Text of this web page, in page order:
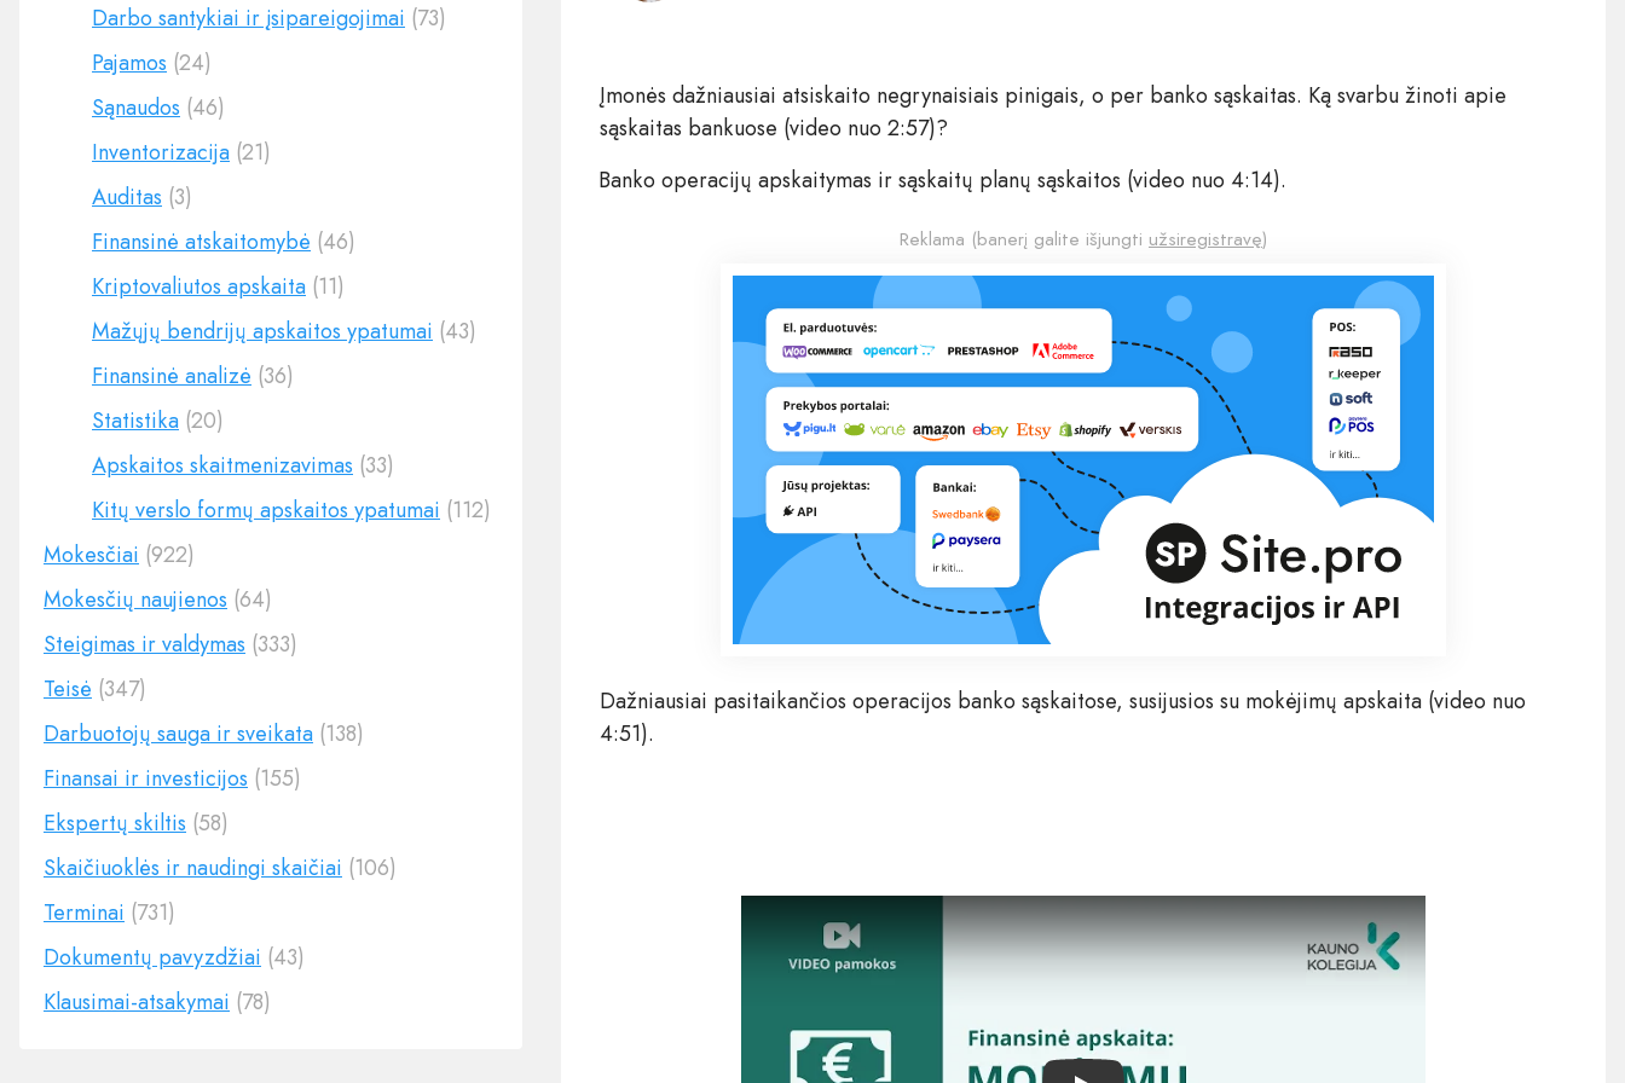
Darbo santykiai ir įsipareigojimai (73)
Pajamos (24)
Sąnaudos (46)
Inventorizacija (21)
Auditas (3)
Finansinė atskaitomybė (46)
Kriptovaliutos apskaita (11)
Mažųjų bendrijų apskaitos ypatumai (43)
Finansinė analizė (36)
Statistika (20)
Apskaitos skaitmenizavimas (33)
Kitų verslo formų apskaitos ypatumai (112)
Mokesčiai (922)
Mokesčių naujienos (64)
Steigimas ir valdymas (333)
Teisė (347)
Darbuotojų sauga ir sveikata (138)
Finansai ir investicijos (155)
Ekspertų skiltis (58)
Skaičiuoklės ir naudingi skaičiai (106)
Terminai (731)
Dokumentų pavyzdžiai (43)
Klausimai-atsakymai (78)
Įmonės dažniausiai atsiskaito negrynaisiais pinigais, o per banko sąskaitas. Ką svarbu žinoti apie
sąskaitas bankuose (video nuo 2:57)?
Banko operacijų apskaitymas ir sąskaitų planų sąskaitos (video nuo 4:14).
Reklama (banerį galite išjungti užsiregistravę)
Dažniausiai pasitaikančios operacijos banko sąskaitose, susijusios su mokėjimų apskaita (video nuo
4:51).